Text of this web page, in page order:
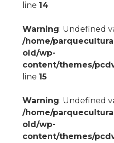
line 14
Warning: Undefined
/home/
old/wp-
content/themes/
line 15
Warning: Undefined
/home/
old/wp-
content/themes/